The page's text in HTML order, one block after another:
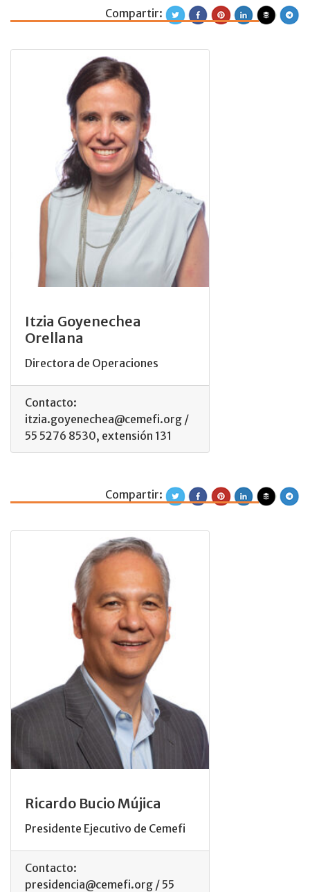
Itzia Compartir:
Itzia Goyenechea
Orellana
Directora de Operaciones
Contacto:
itzia.goyenechea@cemefi.org /
55 5276 8530, extensión 131
Ricardo Bucio
Compartir:
Ricardo Bucio Mújica
Presidente Ejecutivo de Cemefi
Contacto:
presidencia@cemefi.org / 55